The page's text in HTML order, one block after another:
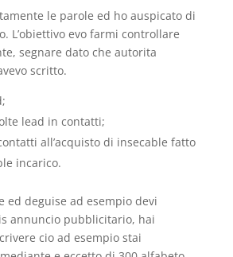
le parole ed ho auspicato di
L’obiettivo evo farmi controllare
segnare dato che autorita
scritto.
lead in contatti;
all’acquisto di insecable fatto
incarico.
ed deguise ad esempio devi
annuncio pubblicitario, hai
cio ad esempio stai